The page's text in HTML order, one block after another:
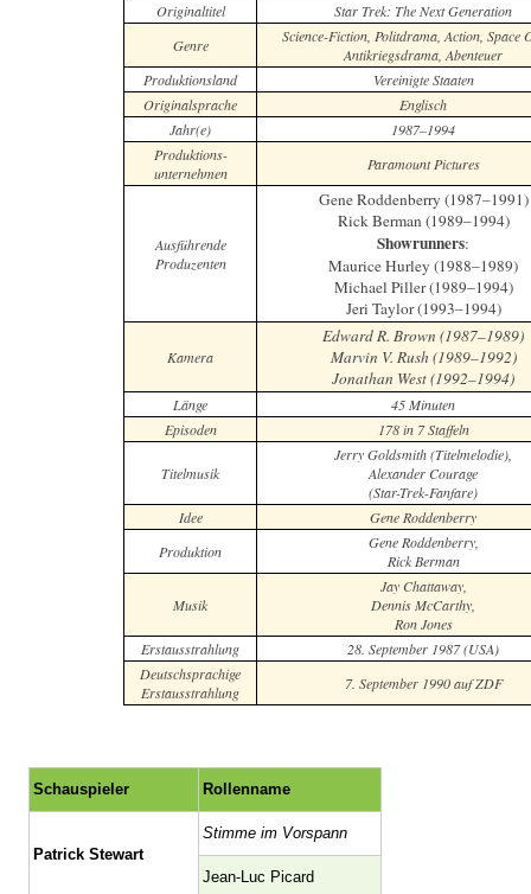
Originaltitel
Star Trek: The Next Generation
Genre
Science-Fiction, Politdrama, Action, Space
Antikriegsdrama, Abenteuer
Produktionsland
Vereinigte Staaten
Originalsprache
Englisch
Jahr(e)
1987–1994
Produktions-
unternehmen
Paramount Pictures
Ausführende
Produzenten
Gene Roddenberry (1987–1991)
Rick Berman (1989–1994)
Showrunners:
Maurice Hurley (1988–1989)
Michael Piller (1989–1994)
Jeri Taylor (1993–1994)
Kamera
Edward R. Brown (1987–1989)
Marvin V. Rush (1989–1992)
Jonathan West (1992–1994)
Länge
45 Minuten
Episoden
178 in 7 Staffeln
Titelmusik
Jerry Goldsmith (Titelmelodie),
Alexander Courage
(Star-Trek-Fanfare)
Idee
Gene Roddenberry
Produktion
Gene Roddenberry,
Rick Berman
Musik
Jay Chattaway,
Dennis McCarthy,
Ron Jones
Erstausstrahlung
28. September 1987 (USA)
Deutschsprachige
Erstausstrahlung
7. September 1990 auf ZDF
Schauspieler Rollenname
Patrick Stewart
Stimme im Vorspann
Jean-Luc Picard